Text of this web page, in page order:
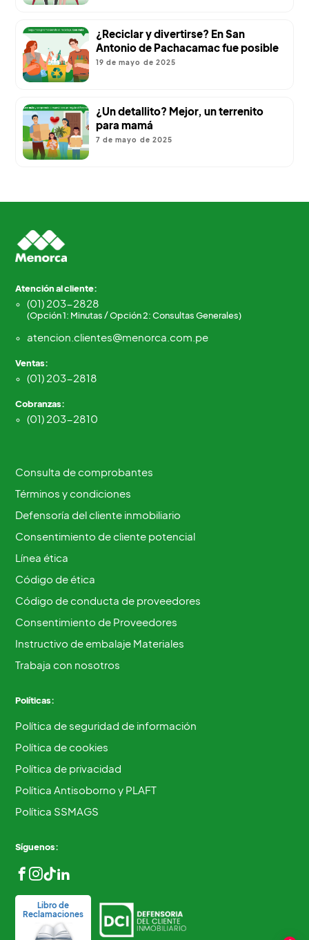
¿Reciclar y divertirse? En San
Antonio de Pachacamac fue posible
19 de mayo de 2025
¿Un detallito? Mejor, un terrenito
para mamá
7 de mayo de 2025
Atención al cliente:
(01) 203-2828
(Opción 1: Minutas / Opción 2: Consultas Generales)
atencion.clientes@menorca.com.pe
Ventas:
(01) 203-2818
Cobranzas:
(01) 203-2810
Consulta de comprobantes
Términos y condiciones
Defensoría del cliente inmobiliario
Consentimiento de cliente potencial
Línea ética
Código de ética
Código de conducta de proveedores
Consentimiento de Proveedores
Instructivo de embalaje Materiales
Trabaja con nosotros
Políticas:
Política de seguridad de información
Política de cookies
Política de privacidad
Política Antisoborno y PLAFT
Política SSMAGS
Síguenos:
Libro de
Reclamaciones